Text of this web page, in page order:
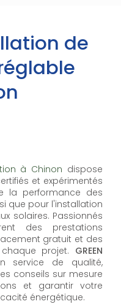
de
à Chinon dispose
et expérimentés
la performance des
que pour l'installation
solaires. Passionnés
des prestations
gratuit et des
projet. GREEN
service de qualité,
conseils sur mesure
et garantir votre
énergétique.